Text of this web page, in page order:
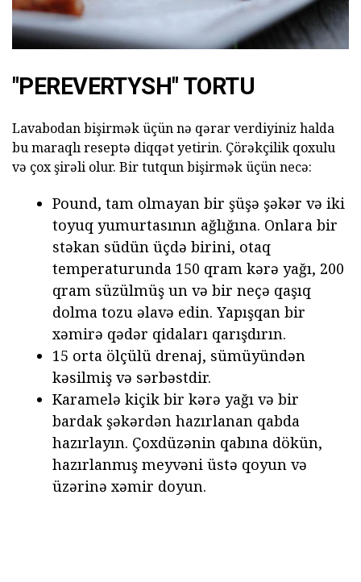
"PEREVERTYSH" TORTU
Lavabodan bişirmək üçün nə qərar verdiyiniz halda
bu maraqlı reseptə diqqət yetirin. Çörəkçilik qoxulu
və çox şirəli olur. Bir tutqun bişirmək üçün necə:
Pound, tam olmayan bir şüşə şəkər və iki
toyuq yumurtasının ağlığına. Onlara bir
stəkan südün üçdə birini, otaq
temperaturunda 150 qram kərə yağı, 200
qram süzülmüş un və bir neçə qaşıq
dolma tozu əlavə edin. Yapışqan bir
xəmirə qədər qidaları qarışdırın.
15 orta ölçülü drenaj, sümüyündən
kəsilmiş və sərbəstdir.
Karamelə kiçik bir kərə yağı və bir
bardak şəkərdən hazırlanan qabda
hazırlayın. Çoxdüzənin qabına dökün,
hazırlanmış meyvəni üstə qoyun və
üzərinə xəmir doyun.